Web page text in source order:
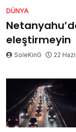
DÜNYA
eleştirmeyin
SoleKinG 22